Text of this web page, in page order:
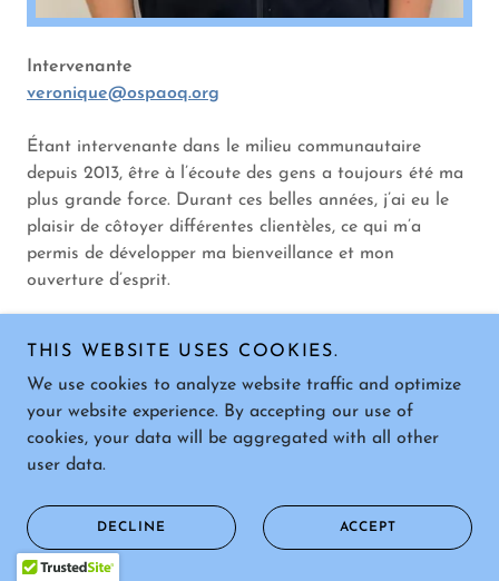
Intervenante
veronique@ospaoq.org
Étant intervenante dans le milieu communautaire
depuis 2013, être à l’écoute des gens a toujours été ma
plus grande force. Durant ces belles années, j’ai eu le
plaisir de côtoyer différentes clientèles, ce qui m’a
permis de développer ma bienveillance et mon
ouverture d’esprit.
termine actuellement un AEC en éducation spécialisée.
Au fil des ans, j’ai suivi plusieurs formations dans le but
d’approfondir mes connaissances et ainsi mieux aider
mon prochain. Mon envie d’entrer en contact avec les
gens m’a poussée à apprendre l’anglais et l’espagnol,
Maman de 5 enfants et heureuse mamie d’un petit
garçon, la famille est au cœur de mes priorités. Ayant
THIS WEBSITE USES COOKIES.
We use cookies to analyze website traffic and optimize
your website experience. By accepting our use of
cookies, your data will be aggregated with all other
user data.
DECLINE ACCEPT